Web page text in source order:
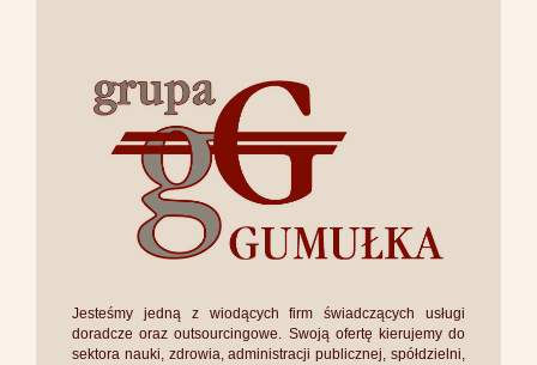
Jesteśmy jedną z wiodących firm świadczących usługi
doradcze oraz outsourcingowe. Swoją ofertę kierujemy do
sektora nauki, zdrowia, administracji publicznej, spółdzielni,